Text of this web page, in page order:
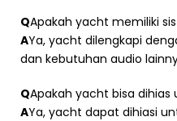
QApakah yacht memiliki
AYa, yacht dilengkapi
dan kebutuhan audio
QApakah yacht bisa dihias
AYa, yacht dapat dihiasi